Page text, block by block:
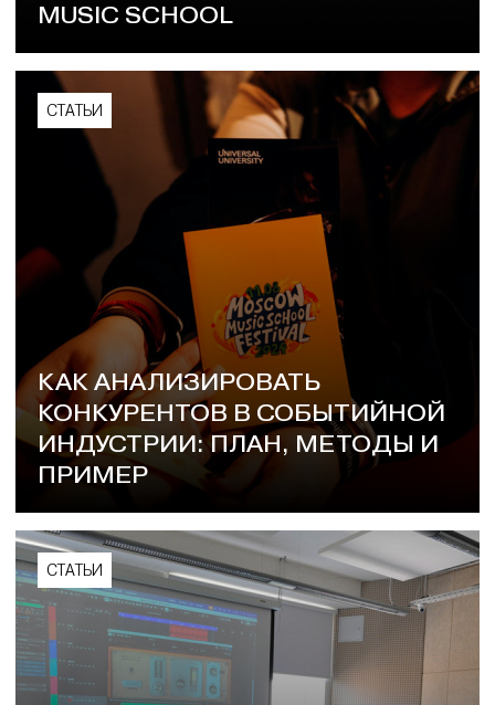
MUSIC SCHOOL
СТАТЬИ
КАК АНАЛИЗИРОВАТЬ
КОНКУРЕНТОВ В СОБЫТИЙНОЙ
ИНДУСТРИИ: ПЛАН, МЕТОДЫ И
ПРИМЕР
СТАТЬИ